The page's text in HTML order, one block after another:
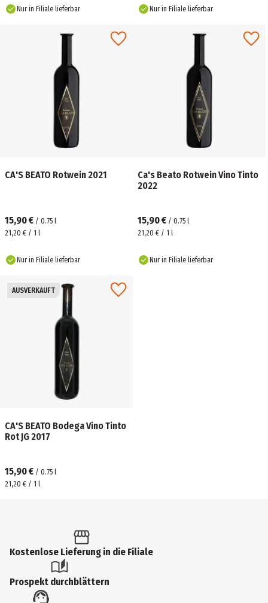
Nur in Filiale lieferbar Nur in Filiale lieferbar
CA'S BEATO Rotwein 2021
15,90 € / 0.75 l
21,20 € / 1 l
Nur in Filiale lieferbar
Ca's Beato Rotwein Vino Tinto
2022
15,90 € / 0.75 l
21,20 € / 1 l
Nur in Filiale lieferbar
AUSVERKAUFT
CA'S BEATO Bodega Vino Tinto
Rot JG 2017
15,90 € / 0.75 l
21,20 € / 1 l
Kostenlose Lieferung in die Filiale
Prospekt durchblättern